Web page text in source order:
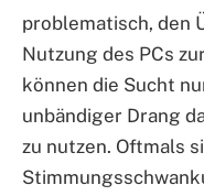
problematisch, den
Nutzung des PCs
können die Sucht
unbändiger Drang
zu nutzen. Oftmals